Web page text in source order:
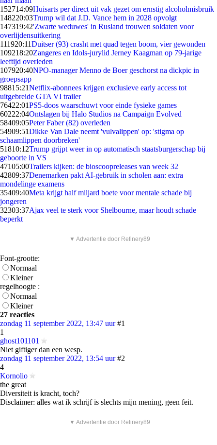
152714:09Huisarts per direct uit vak gezet om ernstig alcoholmisbruik
148220:03Trump wil dat J.D. Vance hem in 2028 opvolgt
147319:42'Zwarte weduwes' in Rusland trouwen soldaten voor
overlijdensuitkering
111920:11Duitser (93) crasht met quad tegen boom, vier gewonden
109218:20Zangeres en Idols-jurylid Jerney Kaagman op 79-jarige
leeftijd overleden
107920:40NPO-manager Menno de Boer geschorst na dickpic in
groepsapp
98815:21Netflix-abonnees krijgen exclusieve early access tot
uitgebreide GTA VI trailer
76422:01PS5-doos waarschuwt voor einde fysieke games
60222:04Ontslagen bij Halo Studios na Campaign Evolved
58409:05Peter Faber (82) overleden
54909:51Dikke Van Dale neemt 'vulvalippen' op: 'stigma op
schaamlippen doorbreken'
51810:12Trump grijpt weer in op automatisch staatsburgerschap bij
geboorte in VS
47105:00Trailers kijken: de bioscoopreleases van week 32
42809:37Denemarken pakt AI-gebruik in scholen aan: extra
mondelinge examens
35409:40Meta krijgt half miljard boete voor mentale schade bij
jongeren
32303:37Ajax veel te sterk voor Shelbourne, maar houdt schade
beperkt
▼ Advertentie door Refinery89
Font-grootte:
Normaal
Kleiner
regelhoogte :
Normaal
Kleiner
27 reacties
zondag 11 september 2022, 13:47 uur #1
1
ghost101101
Niet giftiger dan een wesp.
zondag 11 september 2022, 13:54 uur #2
4
Kornolio
the great
Diversiteit is kracht, toch?
Disclaimer: alles wat ik schrijf is slechts mijn mening, geen feit.
▼ Advertentie door Refinery89